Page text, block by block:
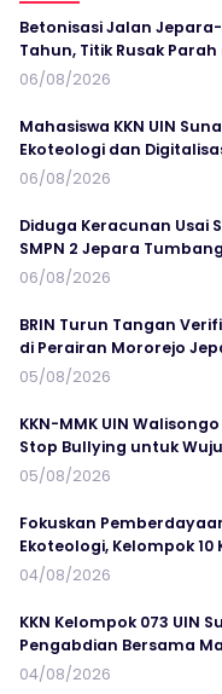
Betonisasi Jalan
Tahun, Titik Rusak
06/08/2026
Mahasiswa KKN UIN
Ekoteologi dan
06/08/2026
Diduga Keracunan Usai
SMPN 2 Jepara
06/08/2026
BRIN Turun Tangan
di Perairan Mororejo
05/08/2026
KKN-MMK UIN
Stop Bullying untuk
05/08/2026
Fokuskan
Ekoteologi, Kelompok 10
04/08/2026
KKN Kelompok 073 UIN
Pengabdian Bersama
04/08/2026